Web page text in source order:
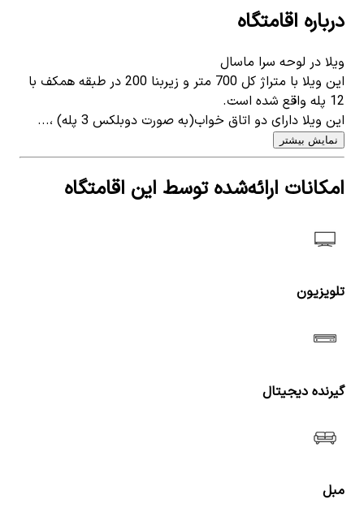
درباره اقامتگاه
ویلا در لوحه سرا ماسال
این ویلا با متراژ کل 700 متر و زیربنا 200 در طبقه همکف با
12 پله واقع شده است.
این ویلا دارای دو اتاق خواب(به صورت دوبلکس 3 پله) ،...
نمایش بیشتر
امکانات ارائه‌شده توسط این اقامتگاه
تلویزیون
گیرنده دیجیتال
مبل